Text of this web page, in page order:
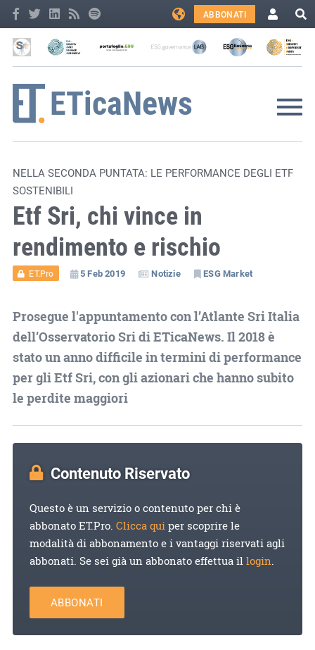
ABBONATI
NELLA SECONDA PUNTATA: LE PERFORMANCE DEGLI ETF
SOSTENIBILI
Etf Sri, chi vince in
rendimento e rischio
ET.Pro 5 Feb 2019 Notizie ESG Market
Prosegue l'appuntamento con l’Atlante Sri Italia
dell’Osservatorio Sri di ETicaNews. Il 2018 è
stato un anno difficile in termini di performance
per gli Etf Sri, con gli azionari che hanno subito
le perdite maggiori
Contenuto Riservato
Questo è un servizio o contenuto per chi è
abbonato ET.Pro. Clicca quiper scoprire le
modalità di abbonamento e i vantaggi riservati agli
abbonati. Se sei già un abbonato effettua illogin.
ABBONATI